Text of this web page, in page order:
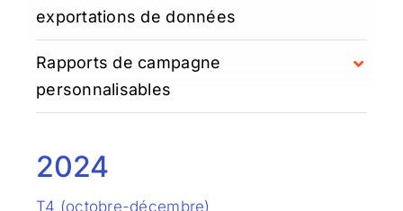
exportations de données
Rapports de campagne
personnalisables
2024
T4 (octobre-décembre)